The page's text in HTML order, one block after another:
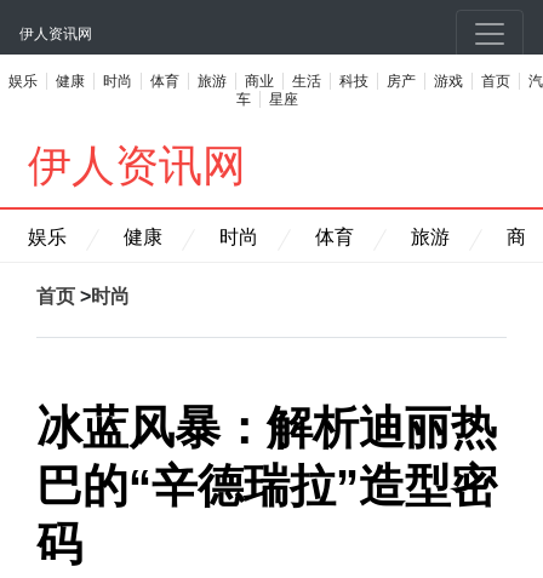
伊人资讯网
娱乐 健康 时尚 体育 旅游 商业 生活 科技 房产 游戏 首页
汽
车
星座
伊人资讯网
娱乐 健康 时尚 体育 旅游 商
首页 >时尚
冰蓝风暴：解析迪丽热
巴的“辛德瑞拉”造型密
码